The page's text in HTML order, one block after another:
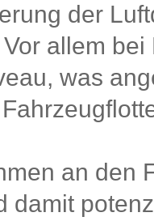
der
allem
was
an den
damit